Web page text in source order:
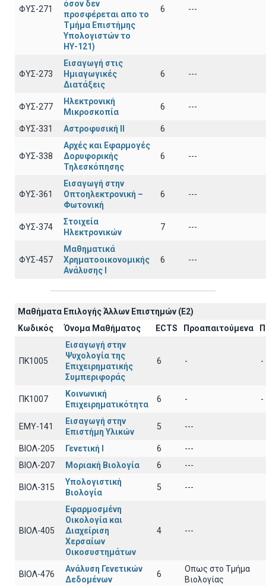
ΦΥΣ-271
όσον δεν
προσφέρεται απο το
Τμήμα Επιστήμης
Υπολογιστών το
ΗΥ-121)
6 ---
ΦΥΣ-273
Εισαγωγή στις
Ημιαγωγικές
Διατάξεις
6 ---
ΦΥΣ-277
Ηλεκτρονική
Μικροσκοπία
6 ---
ΦΥΣ-331 Αστροφυσική ΙΙ 6
ΦΥΣ-338
Αρχές και Εφαρμογές
Δορυφορικής
Τηλεσκόπησης
6 ---
ΦΥΣ-361
Εισαγωγή στην
Οπτοηλεκτρονική –
Φωτονική
6 ---
ΦΥΣ-374
Στοιχεία
Ηλεκτρονικών
7 ---
ΦΥΣ-457
Μαθηματικά
Χρηματοοικονομικής
Ανάλυσης Ι
6 ---
Μαθήματα Επιλογής Άλλων Επιστημών (Ε2)
Κωδικός
Όνομα Μαθήματος ECTS Προαπαιτούμενα
ΠΚ1005
Εισαγωγή στην
Ψυχολογία της
Επιχειρηματικής
Συμπεριφοράς
6 - -
ΠΚ1007
Κοινωνική
Επιχειρηματικότητα
6 - -
EΜY-141
Εισαγωγή στην
Επιστήμη Υλικών
5 ---
ΒΙΟΛ-205 Γενετική Ι 6
---
ΒΙΟΛ-207
Μοριακή Βιολογία 6 ---
ΒΙΟΛ-315
Υπολογιστική
Βιολογία
5 ---
ΒΙΟΛ-405
Εφαρμοσμένη
Οικολογία και
Διαχείριση
Χερσαίων
Οικοσυστημάτων
4 ---
ΒΙΟΛ-476
Ανάλυση Γενετικών
Δεδομένων
6
Οπως στο Τμήμα
Βιολογίας